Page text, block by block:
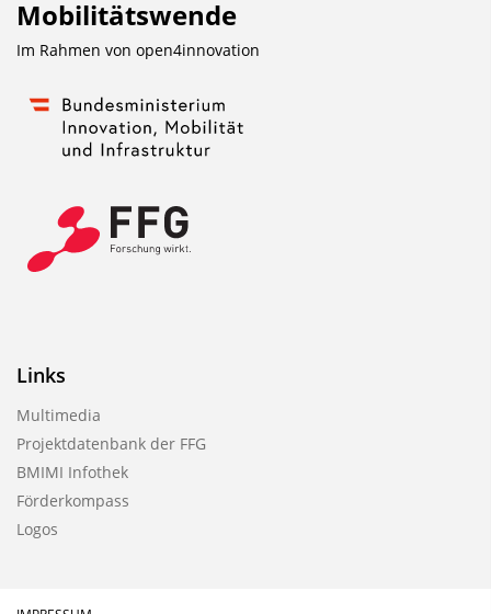
Mobilitätswende
Im Rahmen von open4innovation
Links
Multimedia
Projektdatenbank der FFG
BMIMI Infothek
Förderkompass
Logos